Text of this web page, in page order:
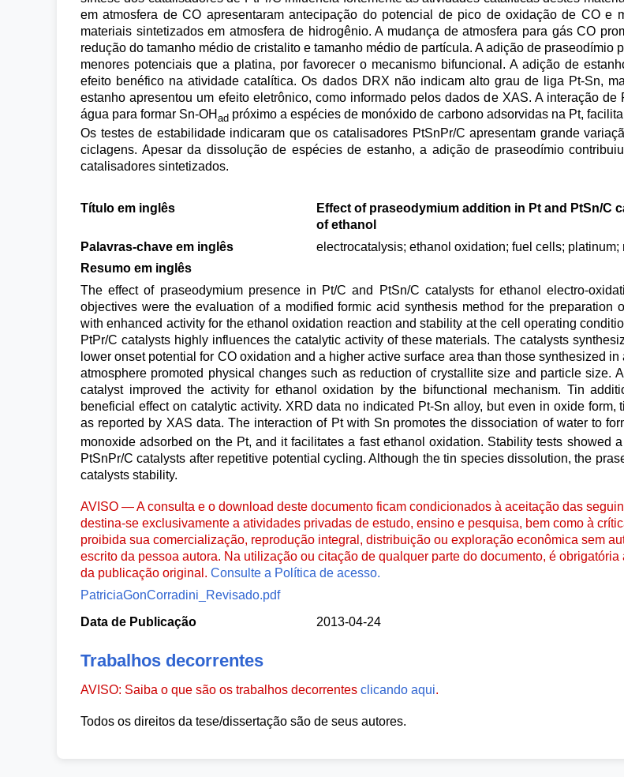
em atmosfera de CO apresentaram antecipação do potencial de pico de oxidação de CO e
materiais sintetizados em atmosfera de hidrogênio. A mudança de atmosfera para gás CO
redução do tamanho médio de cristalito e tamanho médio de partícula. A adição de praseodímio
menores potenciais que a platina, por favorecer o mecanismo bifuncional. A adição de
efeito benéfico na atividade catalítica. Os dados DRX não indicam alto grau de liga Pt-Sn,
estanho apresentou um efeito eletrônico, como informado pelos dados de XAS. A interação
água para formar Sn-OH ad próximo a espécies de monóxido de carbono adsorvidas na Pt,
Os testes de estabilidade indicaram que os catalisadores PtSnPr/C apresentam grande
ciclagens. Apesar da dissolução de espécies de estanho, a adição de praseodímio
catalisadores sintetizados.
Título em inglês
Effect of praseodymium addition in Pt and PtSn/C
of ethanol
Palavras-chave em inglês
electrocatalysis; ethanol oxidation; fuel cells; platinum;
Resumo em inglês
The effect of praseodymium presence in Pt/C and PtSn/C catalysts for ethanol electro-
objectives were the evaluation of a modified formic acid synthesis method for the preparation
with enhanced activity for the ethanol oxidation reaction and stability at the cell operating
PtPr/C catalysts highly influences the catalytic activity of these materials. The catalysts
lower onset potential for CO oxidation and a higher active surface area than those synthesized
atmosphere promoted physical changes such as reduction of crystallite size and particle size.
catalyst improved the activity for ethanol oxidation by the bifunctional mechanism. Tin
beneficial effect on catalytic activity. XRD data no indicated Pt-Sn alloy, but even in oxide form,
as reported by XAS data. The interaction of Pt with Sn promotes the dissociation of water to
monoxide adsorbed on the Pt, and it facilitates a fast ethanol oxidation. Stability tests showed
PtSnPr/C catalysts after repetitive potential cycling. Although the tin species dissolution, the
catalysts stability.
AVISO — A consulta e o download deste documento ficam condicionados à aceitação das
destina-se exclusivamente a atividades privadas de estudo, ensino e pesquisa, bem como à
proibida sua comercialização, reprodução integral, distribuição ou exploração econômica sem
escrito da pessoa autora. Na utilização ou citação de qualquer parte do documento, é
da publicação original. Consulte a Política de acesso.
PatriciaGonCorradini_Revisado.pdf
Data de Publicação
2013-04-24
Trabalhos decorrentes
AVISO: Saiba o que são os trabalhos decorrentes clicando aqui.
Todos os direitos da tese/dissertação são de seus autores.